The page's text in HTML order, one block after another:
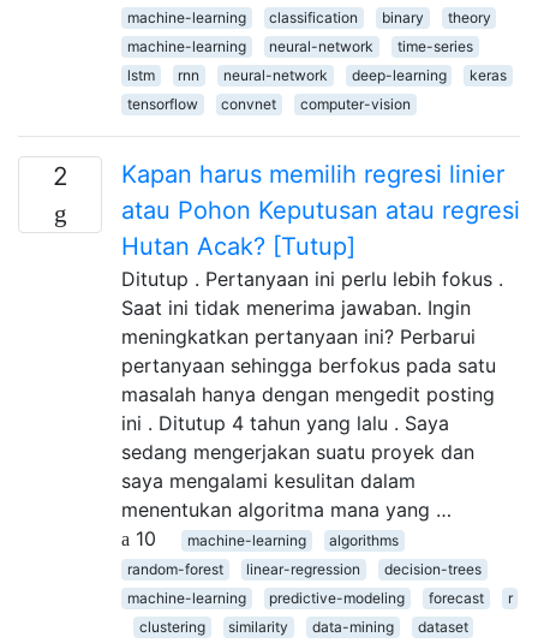
machine-learning classification binary
theory
machine-learning
neural-network
time-series
lstm
rnn neural-network deep-learning
keras
tensorflow
convnet computer-vision
2
Kapan harus memilih regresi linier
atau Pohon Keputusan atau regresi
Hutan Acak? [Tutup]
Ditutup . Pertanyaan ini perlu lebih fokus .
Saat ini tidak menerima jawaban. Ingin
meningkatkan pertanyaan ini? Perbarui
pertanyaan sehingga berfokus pada satu
masalah hanya dengan mengedit posting
ini . Ditutup 4 tahun yang lalu . Saya
sedang mengerjakan suatu proyek dan
saya mengalami kesulitan dalam
menentukan algoritma mana yang …
10
machine-learning
algorithms
random-forest
linear-regression
decision-trees
machine-learning
predictive-modeling forecast
r
clustering
similarity data-mining
dataset